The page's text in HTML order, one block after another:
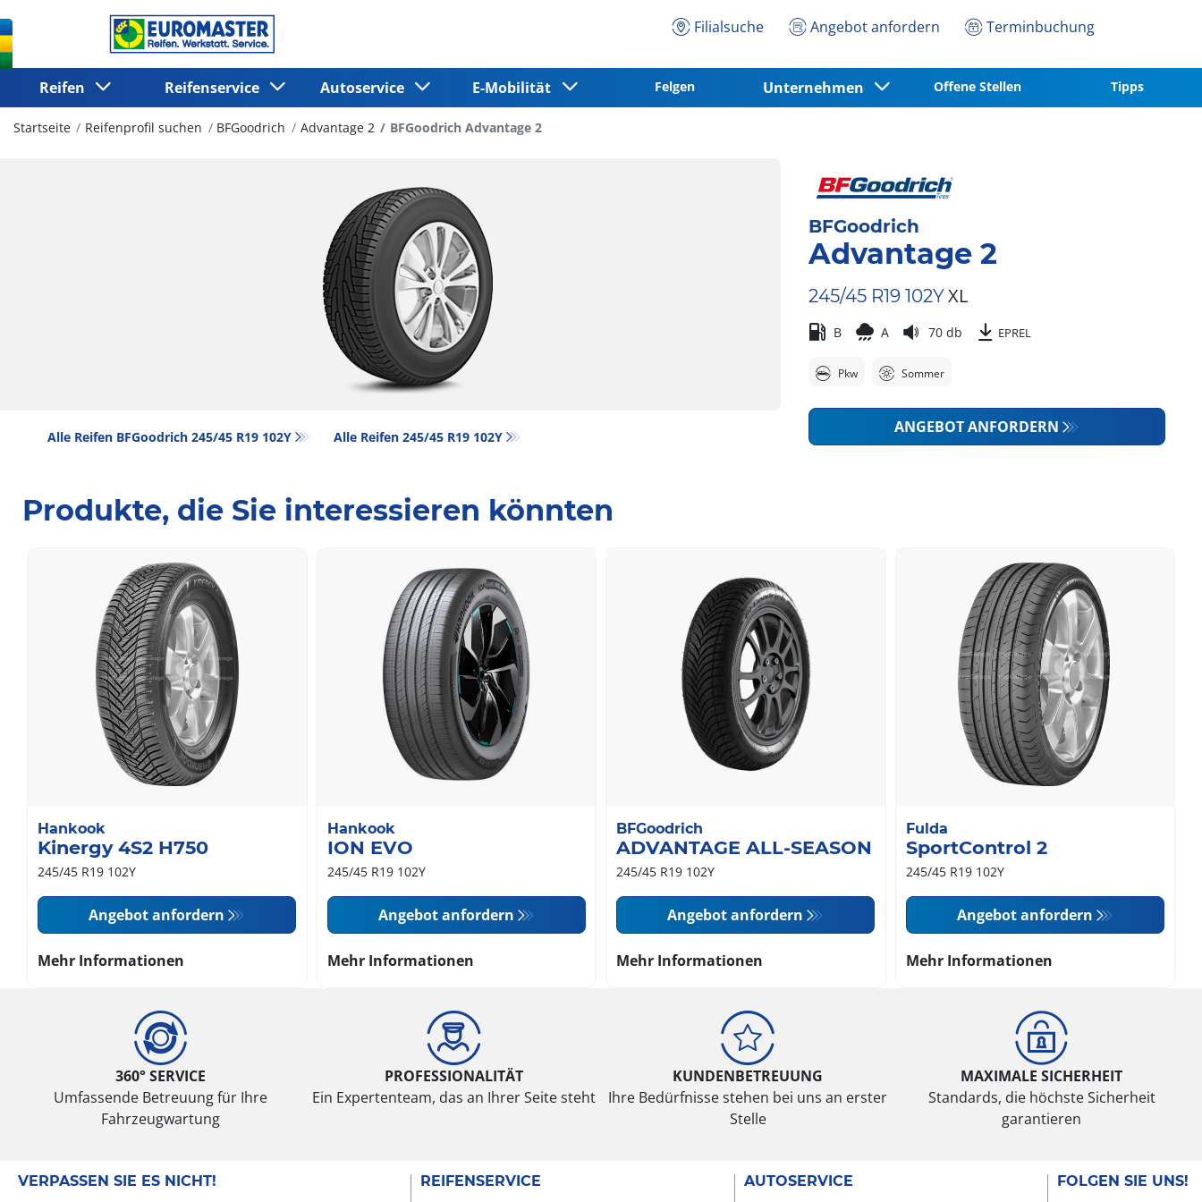
Filialsuche Angebot anfordern Terminbuchung
Reifen Reifenservice Autoservice E-Mobilität Felgen Unternehmen Offene Stellen Tipps
Startseite Reifenprofil suchen BFGoodrich Advantage 2 BFGoodrich Advantage 2
Alle Reifen BFGoodrich 245/45 R19 102Y Alle Reifen‎ 245/45 R19 102Y
BFGoodrich
Advantage 2
245/45 R19 102YXL
B A 70 db EPREL
Pkw Sommer
ANGEBOT ANFORDERN
Produkte, die Sie interessieren könnten
Hankook
Kinergy 4S2 H750
245/45 R19 102Y
Angebot anfordern
Mehr Informationen
Hankook
ION EVO
245/45 R19 102Y
Angebot anfordern
Mehr Informationen
BFGoodrich
ADVANTAGE ALL-SEASON
245/45 R19 102Y
Angebot anfordern
Mehr Informationen
Fulda
SportControl 2
245/45 R19 102Y
Angebot anfordern
Mehr Informationen
360° SERVICE
Umfassende Betreuung für Ihre
Fahrzeugwartung
PROFESSIONALITÄT
Ein Expertenteam, das an Ihrer Seite steht
KUNDENBETREUUNG
Ihre Bedürfnisse stehen bei uns an erster
Stelle
MAXIMALE SICHERHEIT
Standards, die höchste Sicherheit
garantieren
VERPASSEN SIE ES NICHT!
REIFENSERVICE
AUTOSERVICE
FOLGEN SIE UNS!